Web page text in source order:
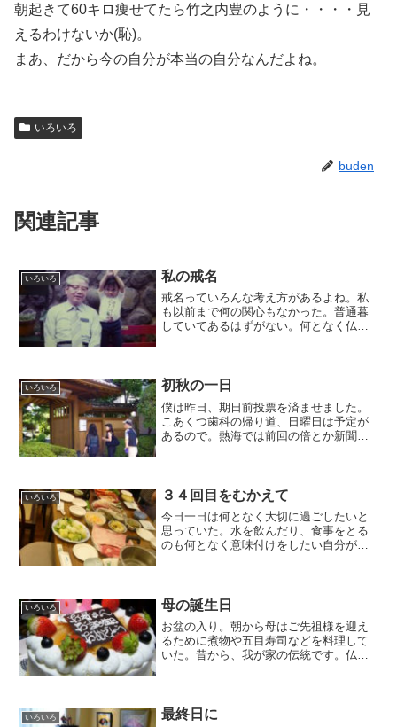
朝起きて60キロ痩せてたら竹之内豊のように・・・・見
えるわけないか(恥)。
まあ、だから今の自分が本当の自分なんだよね。
いろいろ
buden
関連記事
いろいろ 私の戒名
戒名っていろんな考え方があるよね。私
も以前まで何の関心もなかった。普通暮
していてあるはずがない。何となく仏壇
とにかく可愛がってくれ...
いろいろ 初秋の一日
僕は昨日、期日前投票を済ませました。
こあくつ歯科の帰り道、日曜日は予定が
あるので。熱海では前回の倍とか新聞に
っかり秋の空気で気持ちが...
いろいろ ３４回目をむかえて
今日一日は何となく大切に過ごしたいと
思っていた。水を飲んだり、食事をとる
のも何となく意味付けをしたい自分があ
ことはありませんが、ああ...
いろいろ 母の誕生日
お盆の入り。朝から母はご先祖様を迎え
るために煮物や五目寿司などを料理して
いた。昔から、我が家の伝統です。仏壇
庭ではこれだけの手料理は...
いろいろ 最終日に